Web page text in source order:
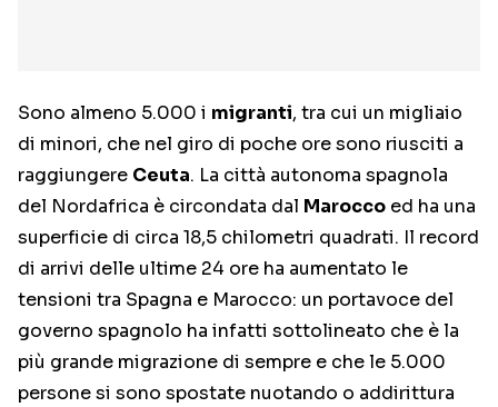
Sono almeno 5.000 i migranti, tra cui un migliaio
di minori, che nel giro di poche ore sono riusciti a
raggiungere Ceuta. La città autonoma spagnola
del Nordafrica è circondata dal Marocco ed ha una
superficie di circa 18,5 chilometri quadrati. Il record
di arrivi delle ultime 24 ore ha aumentato le
tensioni tra Spagna e Marocco: un portavoce del
governo spagnolo ha infatti sottolineato che è la
più grande migrazione di sempre e che le 5.000
persone si sono spostate nuotando o addirittura